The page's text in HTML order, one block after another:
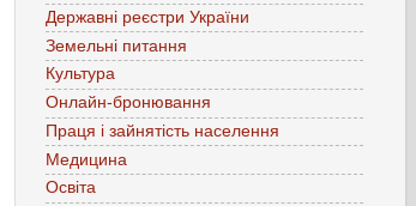
Державні реєстри України
Земельні питання
Культура
Онлайн-бронювання
Праця і зайнятість населення
Медицина
Освіта